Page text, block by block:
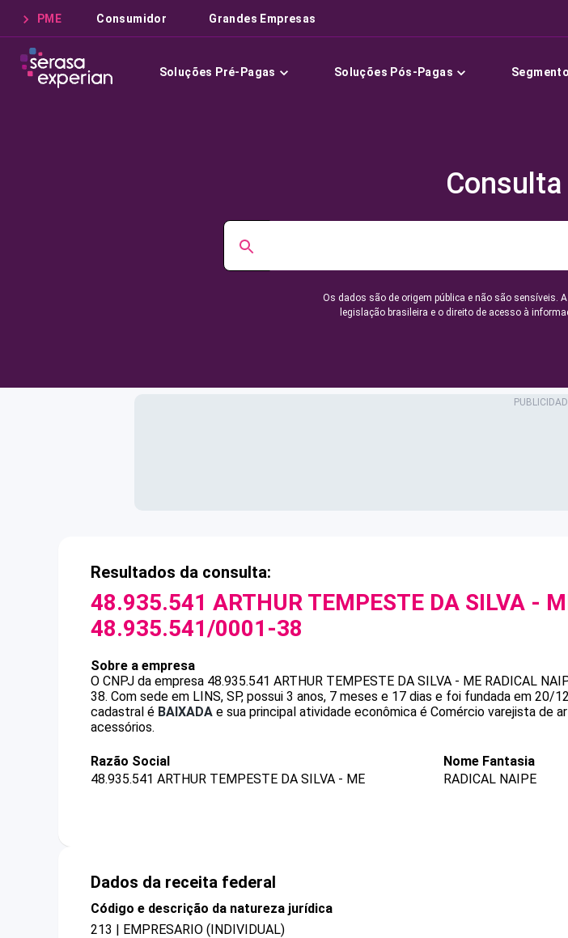
PME Consumidor Grandes Empresas
Soluções Pré-Pagas Soluções Pós-Pagas
Consulta
Os dados são de origem pública e não são sensíveis.
legislação brasileira e o direito de acesso à
Resultados da consulta:
48.935.541 ARTHUR TEMPESTE DA SILVA -
48.935.541/0001-38
Sobre a empresa
O CNPJ da empresa 48.935.541 ARTHUR TEMPESTE DA SILVA - ME RADICAL
38. Com sede em LINS, SP, possui 3 anos, 7 meses e 17 dias e foi fundada em 20/
cadastral é BAIXADA e sua principal atividade econômica é Comércio varejista de
acessórios.
Razão Social
48.935.541 ARTHUR TEMPESTE DA SILVA - ME
Nome Fantasia
RADICAL NAIPE
Dados da receita federal
Código e descrição da natureza jurídica
213 | EMPRESARIO (INDIVIDUAL)